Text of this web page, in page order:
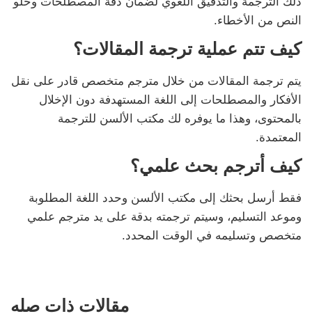
النص من الأخطاء.
كيف تتم عملية ترجمة المقالات؟
يتم ترجمة المقالات من خلال مترجم متخصص قادر على نقل
الأفكار والمصطلحات إلى اللغة المستهدفة دون الإخلال
بالمحتوى، وهذا ما يوفره لك مكتب الألسن للترجمة
المعتمدة.
كيف أترجم بحث علمي؟
فقط أرسل بحثك إلى مكتب الألسن وحدد اللغة المطلوبة
وموعد التسليم، وسيتم ترجمته بدقة على يد مترجم علمي
متخصص وتسليمه في الوقت المحدد.
مقالات ذات صله